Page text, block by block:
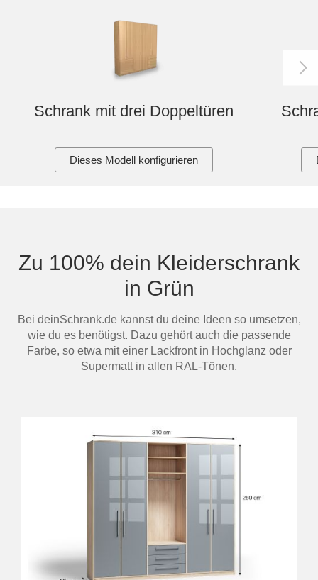
Schrank mit drei Doppeltüren
Dieses Modell konfigurieren
Zu 100% dein Kleiderschrank
in Grün
Bei deinSchrank.de kannst du deine Ideen so umsetzen,
wie du es benötigst. Dazu gehört auch die passende
Farbe, so etwa mit einer Lackfront in Hochglanz oder
Supermatt in allen RAL-Tönen.